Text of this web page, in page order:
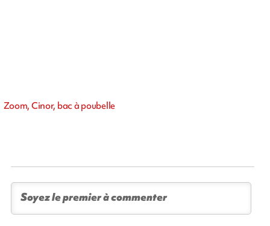
Zoom, Cinor, bac à poubelle